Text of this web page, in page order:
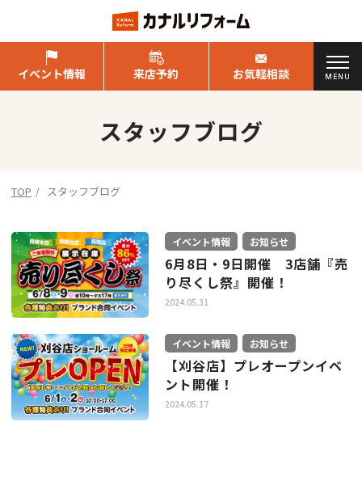
イベント情報 来店予約 お気軽相談 MENU
スタッフブログ
TOP スタッフブログ
イベント情報 お知らせ
6月8日・9日開催 3店舗『売
り尽くし祭』開催！
2024.05.31
イベント情報 お知らせ
【刈谷店】プレオープンイベ
ント開催！
2024.05.17